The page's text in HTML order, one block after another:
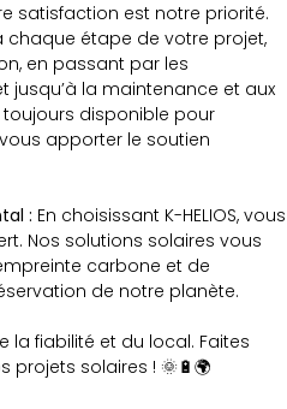
satisfaction est notre priorité.
étape de votre projet,
en passant par les
la maintenance et aux
disponible pour
apporter le soutien
: En choisissant K-HELIOS, vous
Nos solutions solaires vous
carbone et de
de notre planète.
la fiabilité et du local. Faites
projets solaires ! 🌞🔋🌍